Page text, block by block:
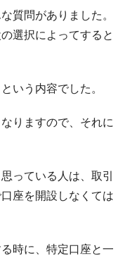
質問がありました。
選択によってすると
いう内容でした。
りますので、それに
っている人は、取引
座を開設しなくては
時に、特定口座と一